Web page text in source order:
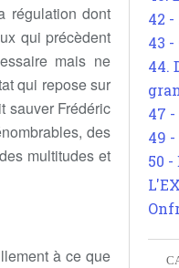
régulation dont
qui précèdent
mais ne
qui repose sur
sauver Frédéric
des
multitudes et
à ce que
42
43
44.
47
49 -
50 -